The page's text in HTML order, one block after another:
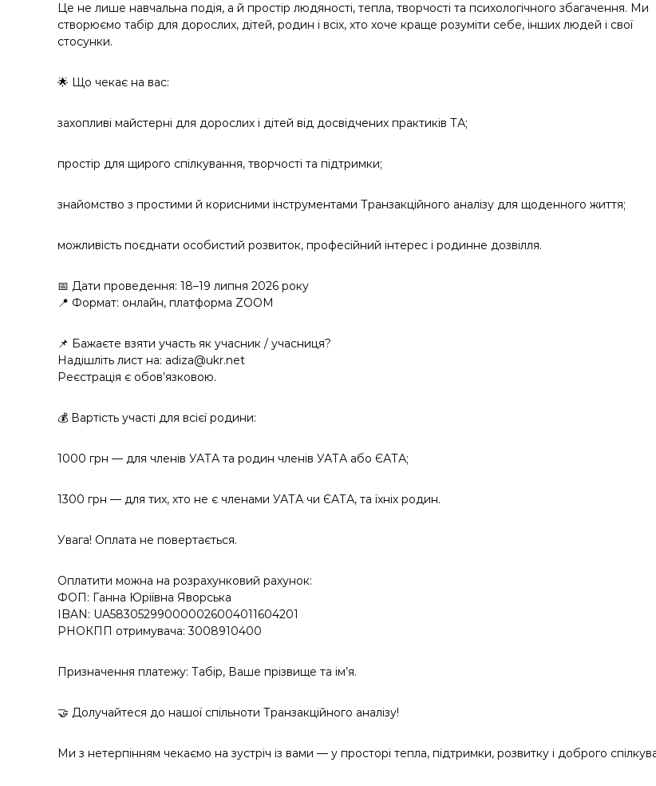
Це не лише навчальна подія, а й простір людяності, тепла, творчості та психологічного збагачення. Ми
створюємо табір для дорослих, дітей, родин і всіх, хто хоче краще розуміти себе, інших людей і свої
стосунки.
🌟 Що чекає на вас:
захопливі майстерні для дорослих і дітей від досвідчених практиків ТА;
простір для щирого спілкування, творчості та підтримки;
знайомство з простими й корисними інструментами Транзакційного аналізу для щоденного життя;
можливість поєднати особистий розвиток, професійний інтерес і родинне дозвілля.
📅 Дати проведення: 18–19 липня 2026 року
📍 Формат: онлайн, платформа ZOOM
📌 Бажаєте взяти участь як учасник / учасниця?
Надішліть лист на: adiza@ukr.net
Реєстрація є обов’язковою.
💰 Вартість участі для всієї родини:
1000 грн — для членів УАТА та родин членів УАТА або ЄАТА;
1300 грн — для тих, хто не є членами УАТА чи ЄАТА, та їхніх родин.
Увага! Оплата не повертається.
Оплатити можна на розрахунковий рахунок:
ФОП: Ганна Юріївна Яворська
IBAN: UA583052990000026004011604201
РНОКПП отримувача: 3008910400
Призначення платежу: Табір, Ваше прізвище та ім’я.
🤝 Долучайтеся до нашої спільноти Транзакційного аналізу!
Ми з нетерпінням чекаємо на зустріч із вами — у просторі тепла, підтримки, розвитку і доброго